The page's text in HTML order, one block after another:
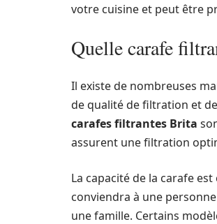
votre cuisine et peut être
Quelle carafe
Il existe de nombreuses
de qualité de filtration et
carafes filtrantes Brita
assurent une filtration
La capacité de la carafe
conviendra à une
une famille. Certains